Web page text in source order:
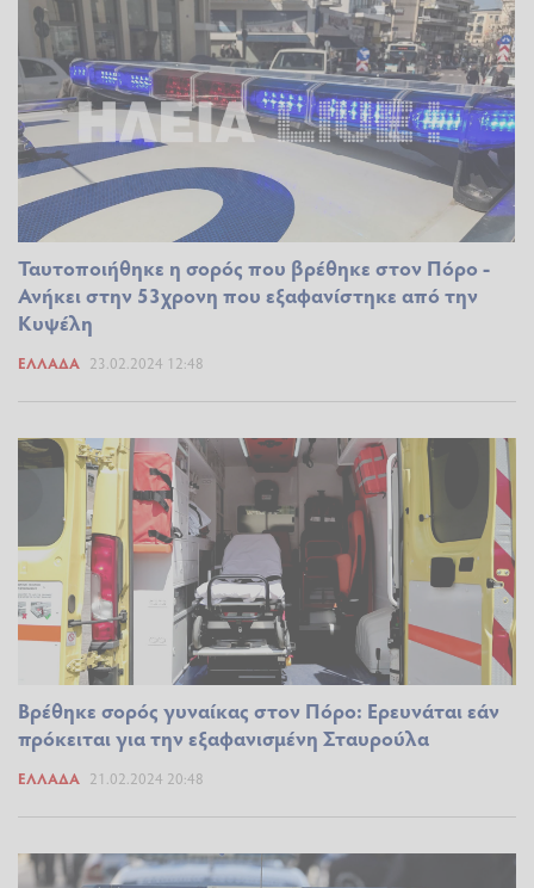
Ταυτοποιήθηκε η σορός που βρέθηκε στον Πόρο -
Ανήκει στην 53χρονη που εξαφανίστηκε από την
Κυψέλη
ΕΛΛΆΔΑ 23.02.2024 12:48
Βρέθηκε σορός γυναίκας στον Πόρο: Ερευνάται εάν
πρόκειται για την εξαφανισμένη Σταυρούλα
ΕΛΛΆΔΑ 21.02.2024 20:48